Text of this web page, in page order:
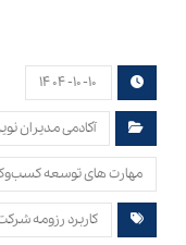
۱۴۰۴-۱۰-۱۰
آکادمی مدیران
مهارت های توسعه
کاربرد رزومه